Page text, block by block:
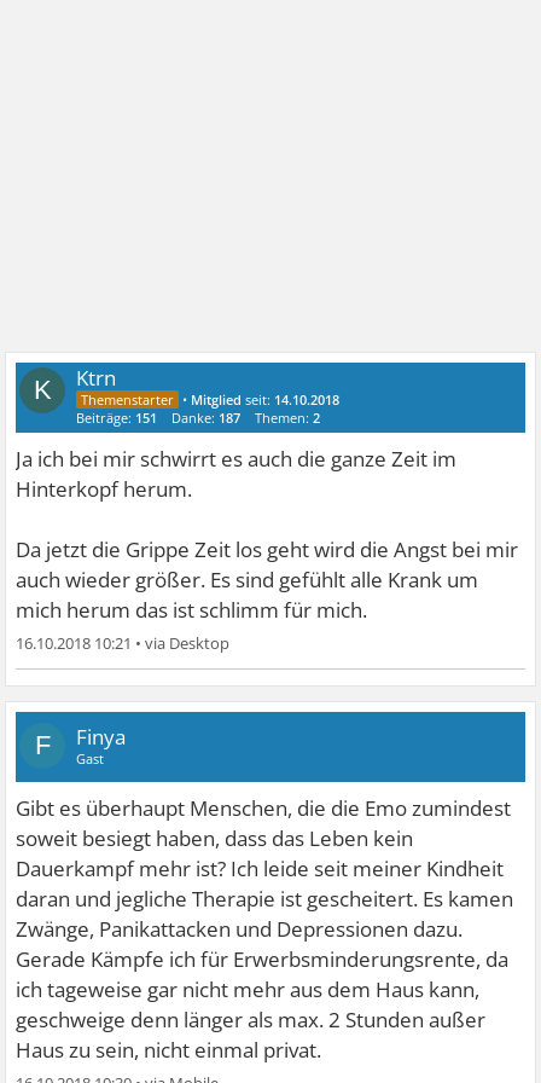
K Ktrn
• Mitglied seit: 14.10.2018
Beiträge: 151 Danke: 187 Themen:2
Ja ich bei mir schwirrt es auch die ganze Zeit im
Hinterkopf herum.
Da jetzt die Grippe Zeit los geht wird die Angst bei mir
auch wieder größer. Es sind gefühlt alle Krank um
mich herum das ist schlimm für mich.
16.10.2018 10:21 •
F Finya
Gast
Gibt es überhaupt Menschen, die die Emo zumindest
soweit besiegt haben, dass das Leben kein
Dauerkampf mehr ist? Ich leide seit meiner Kindheit
daran und jegliche Therapie ist gescheitert. Es kamen
Zwänge, Panikattacken und Depressionen dazu.
Gerade Kämpfe ich für Erwerbsminderungsrente, da
ich tageweise gar nicht mehr aus dem Haus kann,
geschweige denn länger als max. 2 Stunden außer
Haus zu sein, nicht einmal privat.